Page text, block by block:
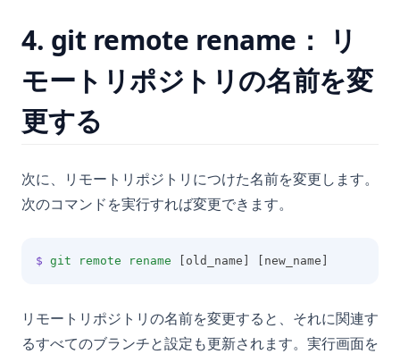
4. git remote rename： リ
モートリポジトリの名前を変
更する
次に、リモートリポジトリにつけた名前を変更します。
次のコマンドを実行すれば変更できます。
$ git remote rename [old_name] [new_name]
リモートリポジトリの名前を変更すると、それに関連す
るすべてのブランチと設定も更新されます。実行画面を